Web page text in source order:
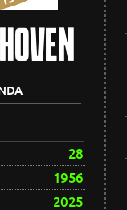
28
1956
2025